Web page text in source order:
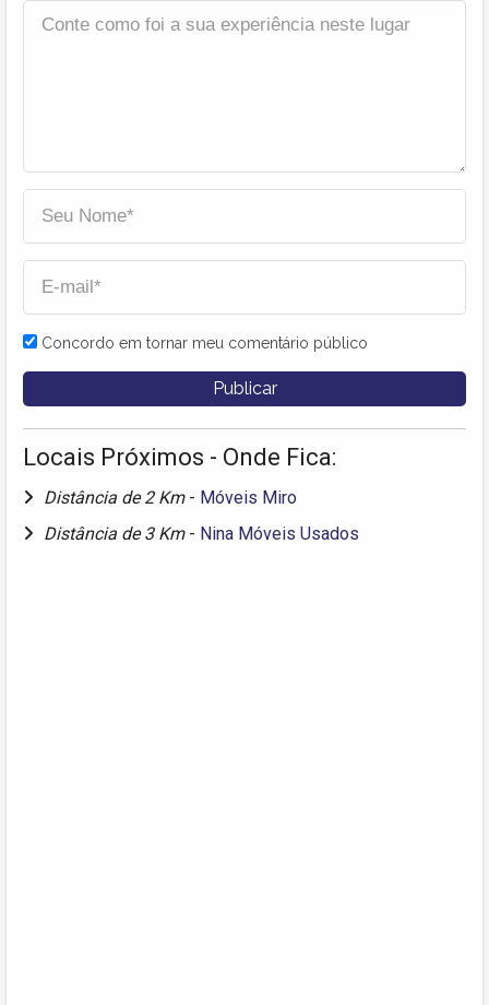
Concordo em tornar meu comentário público
Locais Próximos - Onde Fica:
Distância de 2 Km - Móveis Miro
Distância de 3 Km - Nina Móveis Usados